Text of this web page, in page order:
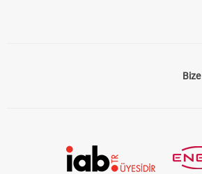
Bize